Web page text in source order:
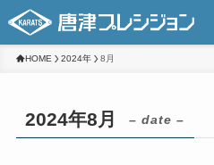
HOME 2024年 8月
2024年8月 – date –